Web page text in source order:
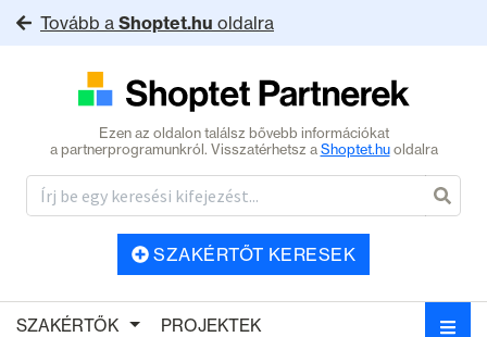
Tovább a Shoptet.hu oldalra
Ezen az oldalon találsz bővebb információkat
a partnerprogramunkról. Visszatérhetsz aShoptet.huoldalra
SZAKÉRTŐT KERESEK
SZAKÉRTŐK PROJEKTEK